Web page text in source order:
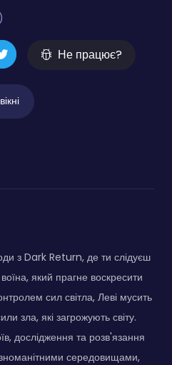
Не працює?
з Dark Return, де ти слідуєш
який прагне воскресити
сил світла, Леві мусить
зла, які загрожують світу.
дослідження та розв'язання
середовищами,